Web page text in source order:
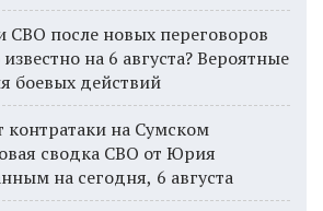
СВО после новых переговоров
на 6 августа? Вероятные
боевых действий
на Сумском
сводка СВО от Юрия
на сегодня, 6 августа